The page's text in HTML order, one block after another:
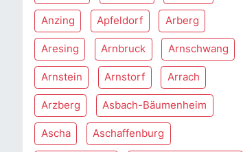
Anzing Apfeldorf Arberg
Aresing Arnbruck Arnschwang
Arnstein Arnstorf Arrach
Arzberg Asbach-Bäumenheim
Ascha Aschaffenburg